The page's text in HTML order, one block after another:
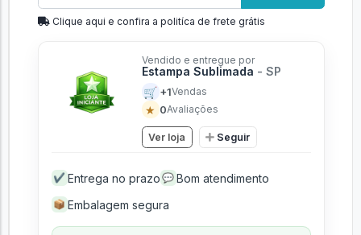
Clique aqui e confira a politíca de frete grátis
Vendido e entregue por
Estampa Sublimada - SP
🛒 +1Vendas
★ 0Avaliações
Ver loja Seguir
✔ Entrega no prazo 💬 Bom atendimento
📦 Embalagem segura